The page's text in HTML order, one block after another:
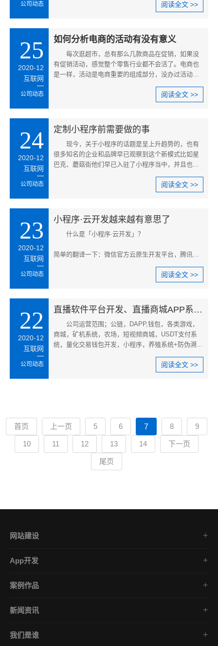
公司动态
和新方法，使自己不断进步、不断成长。阅读全文 >>
25
2020-12
互联网
公司动态
如何分析电商的活动有没有意义
每次逛超市，总有那么几款商品在促销，如果没
有促销活动，感觉整个零售行业都不会活了。电商也
是一样，活动是电商重要的组成部分，没办过活动的
台，如果有足够的银子，恨不得天天做活动。为何会
阅读全文 >>
24
2020-12
互联网
公司动态
定制小程序前需要做的事
现今，关于小程序的话题是呈上升趋势的，也有
很多知名的企业和品牌早已观察到这个新模式比如星
巴克、蘑菇街他们早已入驻了小程序当中，并且也获
人去做就会有人观望，毕竟对于小程序他们还是有很
入驻小程序的一系列文章，这个时候就有人会有疑问
了：小程序要怎么做？做小程序都需要些什么？小程
序定制开发价格多少？对于这些疑问今天小编就给大
阅读全文 >>
23
2020-12
互联网
公司动态
小程序·云开发越来越有意思了
什么是「小程序·云开发」？
简单的翻译一下：微信官方云原生开发平台，腾讯云
阅读全文 >>
22
2020-12
互联网
公司动态
直播软件平台开发、直播商城APP系统定制开发公司(图文)
公司运营范围；公链，DAPP,钱包，各类游戏，
商城，矿机系统，农场，短视频商城，USDT支付系
统，量化交易钱包开发，小程序，养殖系统+防伪溯
发，西柚合约系统开发，粉象生活开发，欢乐拼购系
统，非平台运营方，玩家勿扰！
阅读全文 >>
首页 上一页 5 6 7 8 9
10 11 12 13 14 下一页
尾页
网站建设
集团企业官网
营销网站设计
商城网站定制
App开发
电商App开发
金融App开发
社交App开发
案例作品
直播案例展示
小程序案例精选
新闻资讯
学习课堂
我们是谁